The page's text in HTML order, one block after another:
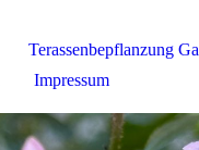
Terassenbepflanzung
Impressum